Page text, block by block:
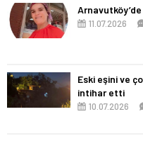
11.07.2026
Eski eşini ve
intihar etti
10.07.2026